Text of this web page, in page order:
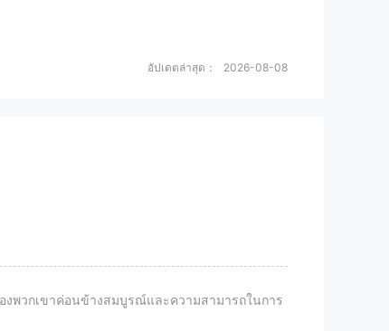
อัปเดตล่าสุด： 2026-08-08
งพวกเขาค่อนข้างสมบูรณ์และความสามารถในการ